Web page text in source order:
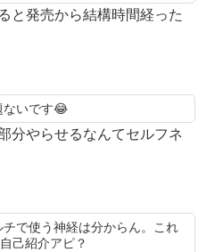
と発売から結構時間経った
ないです😂
分やらせるなんてセルフネ
で使う神経は分からん。これ
己紹介アピ？